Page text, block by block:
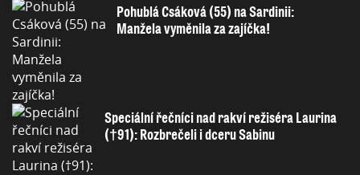
Pohublá Csáková (55) na Sardinii:
Manžela vyměnila za zajíčka!
Speciální řečníci nad rakví režiséra Laurina
(†91): Rozbrečeli i dceru Sabinu